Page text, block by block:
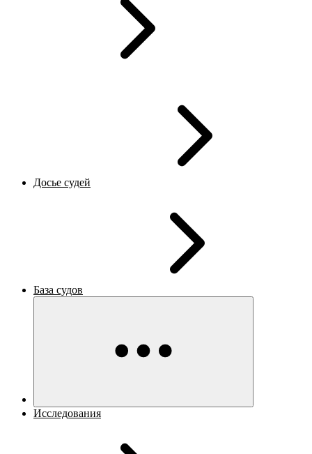
Досье судей
База судов
Исследования